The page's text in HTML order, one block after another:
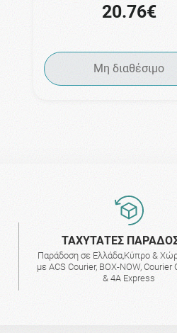
20.76€
Μη διαθέσιμο
ΤΑΧΥΤΑΤΕΣ
Παράδοση σε Ελλάδα,Κύπρο &
με ACS Courier, BOX-NOW, Courier
& 4A Express